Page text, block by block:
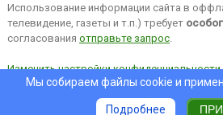
Использование информации сайта в
телевидение, газеты и т.п.) требует
согласования отправьте запрос.
Изменить настройки конфиденциальности
EEA).Мы собираем файлы cookie и
Подробнее